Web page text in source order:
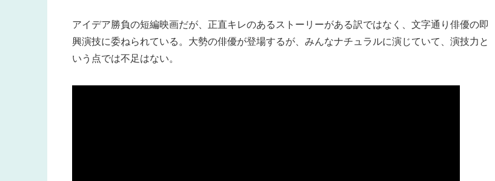
アイデア勝負の短編映画だが、正直キレのあるストーリーがある訳ではなく、文字通り俳優の即
興演技に委ねられている。大勢の俳優が登場するが、みんなナチュラルに演じていて、演技力と
いう点では不足はない。